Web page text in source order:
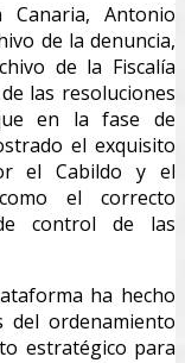
Antonio
de la denuncia,
de la Fiscalía
las resoluciones
en la fase de
el exquisito
el Cabildo y el
el correcto
control de las
ha hecho
del ordenamiento
estratégico para